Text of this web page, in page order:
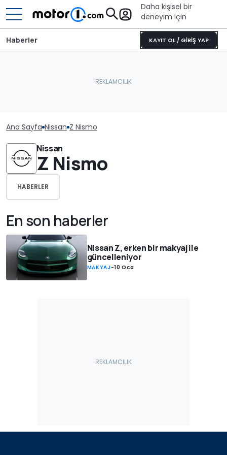
Daha kişisel bir
deneyim için
KAYIT OL / GİRİŞ YAP
Haberler
Ana Sayfa Nissan Z Nismo
Nissan
Z Nismo
HABERLER
En son haberler
Nissan Z, erken bir makyaj ile
güncelleniyor
MAKYAJ-10 Oca